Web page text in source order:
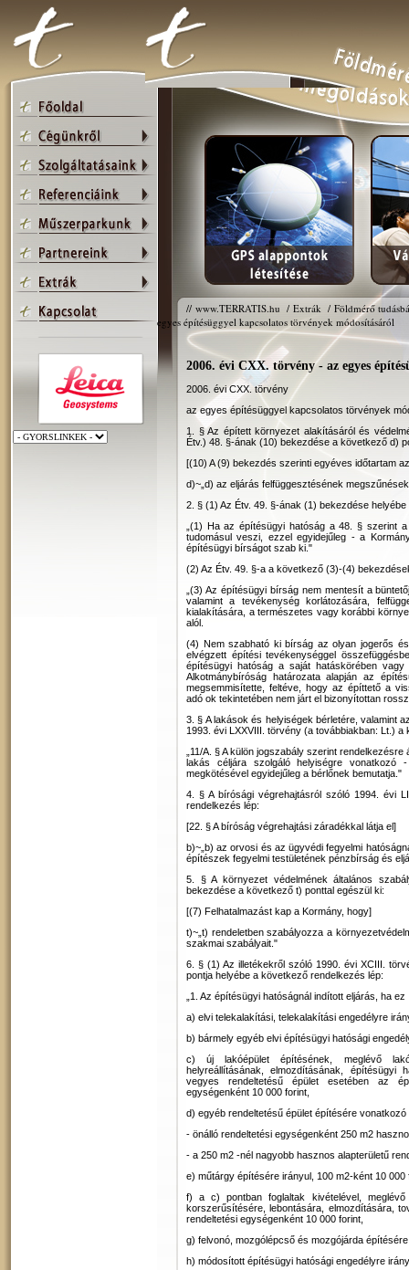
// www.TERRATIS.hu / Extrák / Földmérő
egyes építésüggyel kapcsolatos törvények módosításáról
2006. évi CXX. törvény - az egyes
2006. évi CXX. törvény
az egyes építésüggyel kapcsolatos törvények
1. § Az épített környezet alakításáról és
Étv.) 48. §-ának (10) bekezdése a következő d)
[(10) A (9) bekezdés szerinti egyéves időtartam
d)~„d) az eljárás felfüggesztésének
2. § (1) Az Étv. 49. §-ának (1) bekezdése
„(1) Ha az építésügyi hatóság a 48. § szerint
tudomásul veszi, ezzel egyidejűleg - a
építésügyi bírságot szab ki."
(2) Az Étv. 49. §-a a következő (3)-(4)
„(3) Az építésügyi bírság nem mentesít a
valamint a tevékenység korlátozására,
kialakítására, a természetes vagy korábbi
alól.
(4) Nem szabható ki bírság az olyan jogerős
elvégzett építési tevékenységgel
építésügyi hatóság a saját hatáskörében
Alkotmánybíróság határozata alapján az
megsemmisítette, feltéve, hogy az építtető a
adó ok tekintetében nem járt el bizonyítottan
3. § A lakások és helyiségek bérletére, valamint
1993. évi LXXVIII. törvény (a továbbiakban: Lt.)
„11/A. § A külön jogszabály szerint
lakás céljára szolgáló helyiségre
megkötésével egyidejűleg a bérlőnek bemutatja."
4. § A bírósági végrehajtásról szóló 1994. évi
rendelkezés lép:
[22. § A bíróság végrehajtási záradékkal látja el]
b)~„b) az orvosi és az ügyvédi fegyelmi
építészek fegyelmi testületének pénzbírság és
5. § A környezet védelmének általános
bekezdése a következő t) ponttal egészül ki:
[(7) Felhatalmazást kap a Kormány, hogy]
t)~„t) rendeletben szabályozza a
szakmai szabályait."
6. § (1) Az illetékekről szóló 1990. évi XCIII.
pontja helyébe a következő rendelkezés lép:
„1. Az építésügyi hatóságnál indított eljárás, ha ez
a) elvi telekalakítási, telekalakítási engedélyre
b) bármely egyéb elvi építésügyi hatósági
c) új lakóépület építésének, meglévő
helyreállításának, elmozdításának, építésügyi
vegyes rendeltetésű épület esetében az
egységenként 10 000 forint,
d) egyéb rendeltetésű épület építésére
- önálló rendeltetési egységenként 250 m2
- a 250 m2 -nél nagyobb hasznos alapterületű
e) műtárgy építésére irányul, 100 m2-ként 10 000
f) a c) pontban foglaltak kivételével, meglévő
korszerűsítésére, lebontására, elmozdítására,
rendeltetési egységenként 10 000 forint,
g) felvonó, mozgólépcső és mozgójárda
h) módosított építésügyi hatósági engedélyre